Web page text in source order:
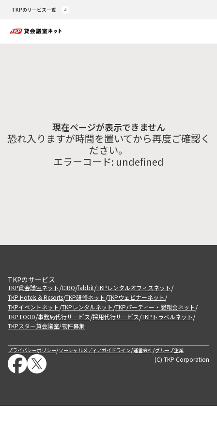
TKPのサービス一覧
現在ページが表示できません
恐れ入りますが時間を置いてから再度ご確認く
ださい。
エラーコード: undefined
TKPのサービス
TKP貸会議室ネット/CIRQ/fabbit/TKPレンタルオフィスネット/
TKP Hotels & Resorts/TKP研修ネット/TKPウェビナーネット/
TKPイベントネット/TKPレンタルネット/TKPパーティー・懇親会ネット/
TKP FOOD/事務局代行サービス/採用代行サービス/TKPトラベルネット/
TKPスター貸会議室/物件募集
プライバシーポリシー/ソーシャルメディアガイドライン/運営会社/グループ企業
(C) TKP Corporation